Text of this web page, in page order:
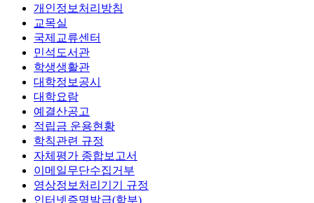
개인정보처리방침
교목실
국제교류센터
민석도서관
학생생활관
대학정보공시
대학요람
예결산공고
적립금 운용현황
학칙관련 규정
자체평가 종합보고서
이메일무단수집거부
영상정보처리기기 규정
인터넷증명발급(학부)